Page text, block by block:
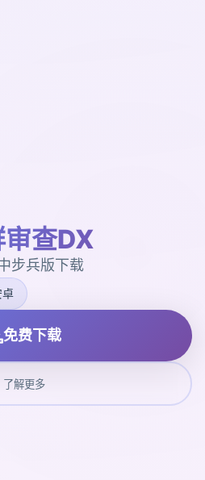
查DX
步兵版下载
免费下载
了解更多